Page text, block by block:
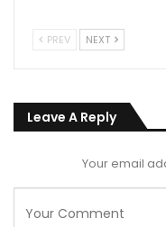
PREV NEXT
Leave A Reply
Your email